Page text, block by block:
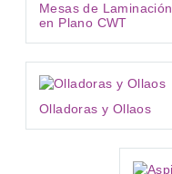
Mesas de Laminación
en Plano CWT
Olladoras y Ollaos